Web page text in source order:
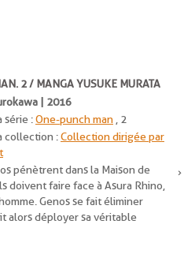
2 / MANGA YUSUKE MURATA
| 2016
série :One-punch man , 2
collection :Collection dirigée par
pénètrent dans la Maison de
doivent faire face à Asura Rhino,
Genos se fait éliminer
alors déployer sa véritable